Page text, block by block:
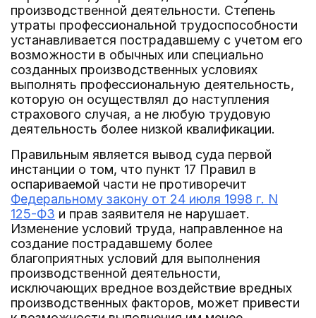
производственной деятельности. Степень
утраты профессиональной трудоспособности
устанавливается пострадавшему с учетом его
возможности в обычных или специально
созданных производственных условиях
выполнять профессиональную деятельность,
которую он осуществлял до наступления
страхового случая, а не любую трудовую
деятельность более низкой квалификации.
Правильным является вывод суда первой
инстанции о том, что пункт 17 Правил в
оспариваемой части не противоречит
Федеральному закону от 24 июля 1998 г. N
125-ФЗ и прав заявителя не нарушает.
Изменение условий труда, направленное на
создание пострадавшему более
благоприятных условий для выполнения
производственной деятельности,
исключающих вредное воздействие вредных
производственных факторов, может привести